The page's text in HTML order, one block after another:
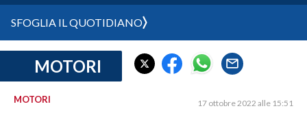
CRONACA SARDEGNA
SFOGLIA IL QUOTIDIANO
MOTORI
MOTORI 17 ottobre 2022 alle 15:51